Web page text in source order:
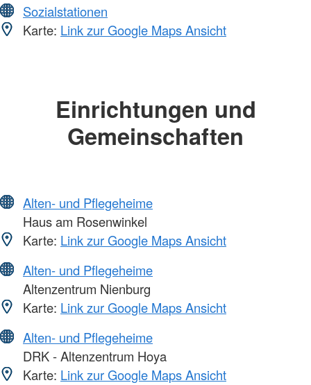
Sozialstationen
Karte: Link zur Google Maps Ansicht
Einrichtungen und
Gemeinschaften
Alten- und Pflegeheime
Haus am Rosenwinkel
Karte: Link zur Google Maps Ansicht
Alten- und Pflegeheime
Altenzentrum Nienburg
Karte: Link zur Google Maps Ansicht
Alten- und Pflegeheime
DRK - Altenzentrum Hoya
Karte: Link zur Google Maps Ansicht